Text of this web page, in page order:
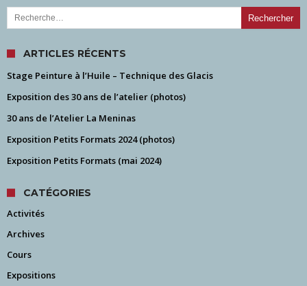
Rechercher :
ARTICLES RÉCENTS
Stage Peinture à l’Huile – Technique des Glacis
Exposition des 30 ans de l’atelier (photos)
30 ans de l’Atelier La Meninas
Exposition Petits Formats 2024 (photos)
Exposition Petits Formats (mai 2024)
CATÉGORIES
Activités
Archives
Cours
Expositions